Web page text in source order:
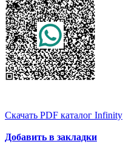
Скачать PDF каталог Infinity
Добавить в закладки